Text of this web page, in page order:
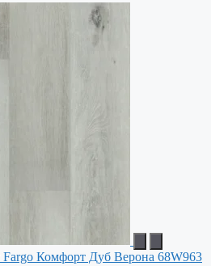
Комфорт Дуб Верона 68W963